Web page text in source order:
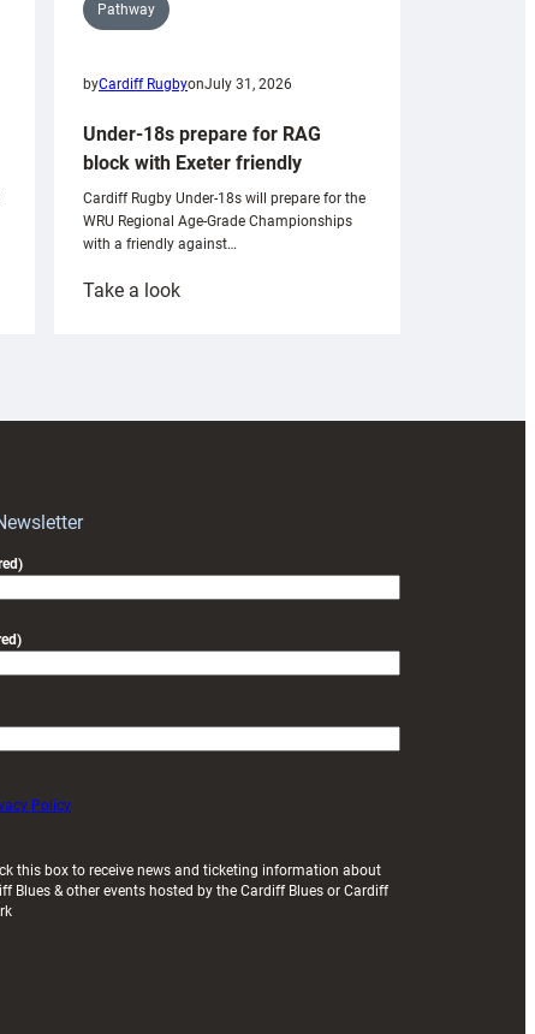
Pathway
byCardiff RugbyonJuly 31, 2026
Under-18s prepare for RAG
block with Exeter friendly
Cardiff Rugby Under-18s will prepare for the
WRU Regional Age-Grade Championships
with a friendly against…
Take a look:
Policy
this box to receive news and ticketing information about
Blues & other events hosted by the Cardiff Blues or Cardiff